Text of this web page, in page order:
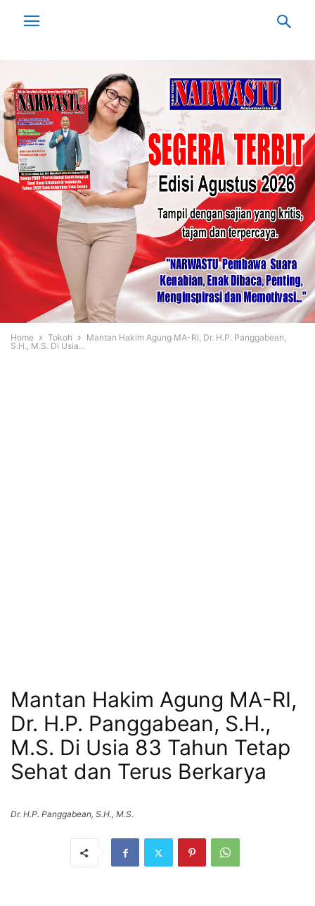
Home Tokoh
Mantan Hakim Agung MA-RI, Dr. H.P. Panggabean,
S.H., M.S. Di Usia...
Mantan Hakim Agung MA-RI,
Dr. H.P. Panggabean, S.H.,
M.S. Di Usia 83 Tahun Tetap
Sehat dan Terus Berkarya
Dr. H.P. Panggabean, S.H., M.S.